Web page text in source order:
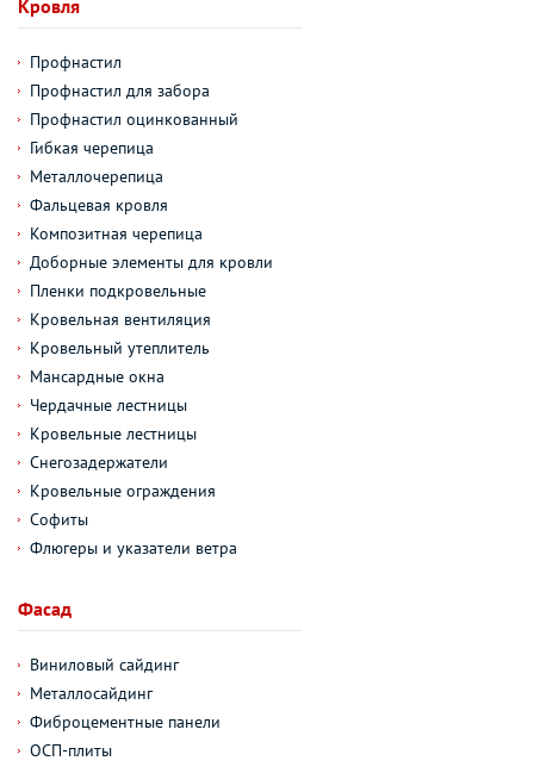
Кровля
Профнастил
Профнастил для забора
Профнастил оцинкованный
Гибкая черепица
Металлочерепица
Фальцевая кровля
Композитная черепица
Доборные элементы для кровли
Пленки подкровельные
Кровельная вентиляция
Кровельный утеплитель
Мансардные окна
Чердачные лестницы
Кровельные лестницы
Снегозадержатели
Кровельные ограждения
Софиты
Флюгеры и указатели ветра
Фасад
Виниловый сайдинг
Металлосайдинг
Фиброцементные панели
ОСП-плиты